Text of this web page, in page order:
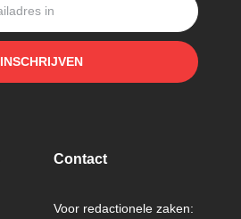
INSCHRIJVEN
Contact
Voor redactionele zaken: